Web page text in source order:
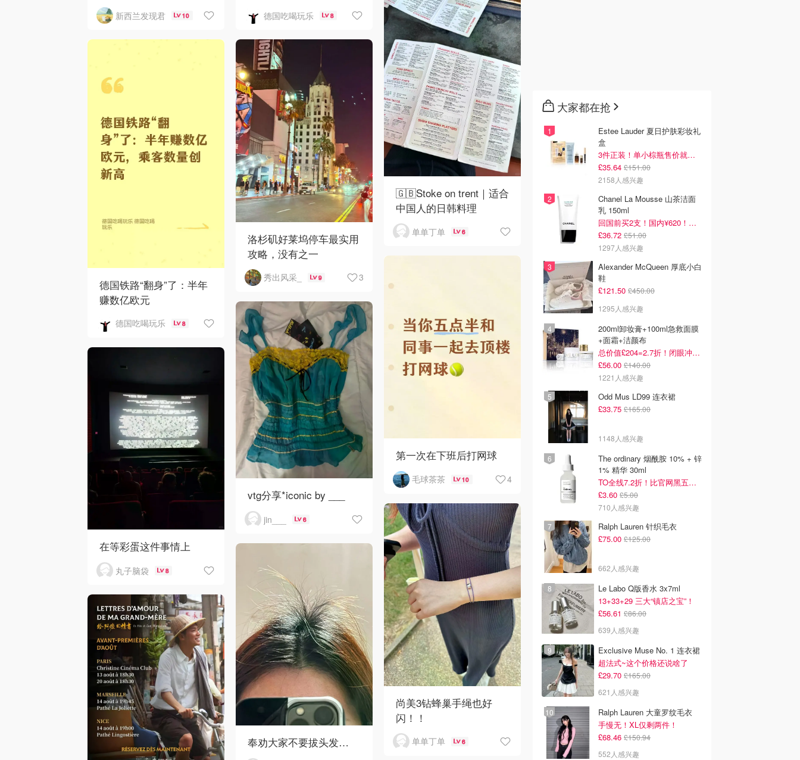
新西兰发现君 10 德国吃喝玩乐 8
🇬🇧Stoke on trent｜适合
中国人的日韩料理
单单丁单 6
德国铁路“翻身”了：半年
赚数亿欧元
德国吃喝玩乐 8
洛杉矶好莱坞停车最实用
攻略，没有之一
秀出风采_ 9 3
第一次在下班后打网球
毛球茶茶 10 4
vtg分享*iconic by ___
jin___ 6
在等彩蛋这件事情上
丸子脑袋 8
尚美3钻蜂巢手绳也好
闪！！
单单丁单 6
奉劝大家不要拔头发…
大家都在抢
Estee Lauder 夏日护肤彩妆礼
盒
3件正装！单小棕瓶售价就要£65！
£35.64 £151.00
2158人感兴趣
Chanel La Mousse 山茶洁面
乳 150ml
回国前买2支！国内¥620！立省近一半！
£36.72 £51.00
1297人感兴趣
Alexander McQueen 厚底小白
鞋
£121.50 £450.00
1295人感兴趣
200ml卸妆膏+100ml急救面膜
+面霜+洁颜布
总价值£204=2.7折！闭眼冲这套！
£56.00 £140.00
1221人感兴趣
Odd Mus LD99 连衣裙
£33.75 £165.00
1148人感兴趣
The ordinary 烟酰胺 10% + 锌
1% 精华 30ml
TO全线7.2折！比官网黑五低！
£3.60 £5.00
710人感兴趣
Ralph Lauren 针织毛衣
£75.00 £125.00
662人感兴趣
Le Labo Q版香水 3x7ml
13+33+29 三大“镇店之宝”！
£56.61 £86.00
639人感兴趣
Exclusive Muse No. 1 连衣裙
超法式~这个价格还说啥了
£29.70 £165.00
621人感兴趣
Ralph Lauren 大童罗纹毛衣
手慢无！XL仅剩两件！
£68.46 £150.94
552人感兴趣